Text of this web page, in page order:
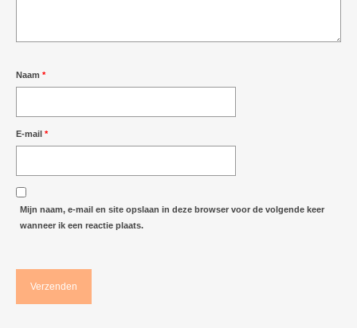
Naam *
E-mail *
Mijn naam, e-mail en site opslaan in deze browser voor de volgende keer
wanneer ik een reactie plaats.